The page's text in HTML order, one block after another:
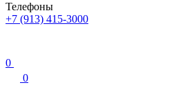
Телефоны
+7 (913) 415-3000
0
0